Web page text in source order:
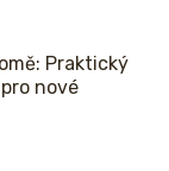
Praktický
nové